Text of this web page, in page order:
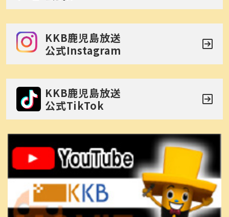
KKB鹿児島放送
公式Instagram
KKB鹿児島放送
公式TikTok